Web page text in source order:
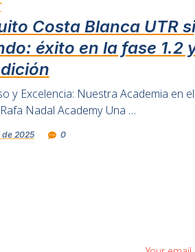
Costa Blanca UTR
éxito en la fase 1.2
y Excelencia: Nuestra Academia en
Nadal Academy Una …
de 2025 0